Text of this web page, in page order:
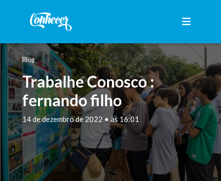
Blog
Trabalhe Conosco :
fernando filho
14 de dezembro de 2022 • às 16:01